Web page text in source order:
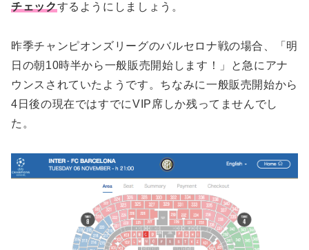
チェックするようにしましょう。
昨季チャンピオンズリーグのバルセロナ戦の場合、「明
日の朝10時半から一般販売開始します！」と急にアナ
ウンスされていたようです。ちなみに一般販売開始から
4日後の現在ではすでにVIP席しか残ってませんでし
た。